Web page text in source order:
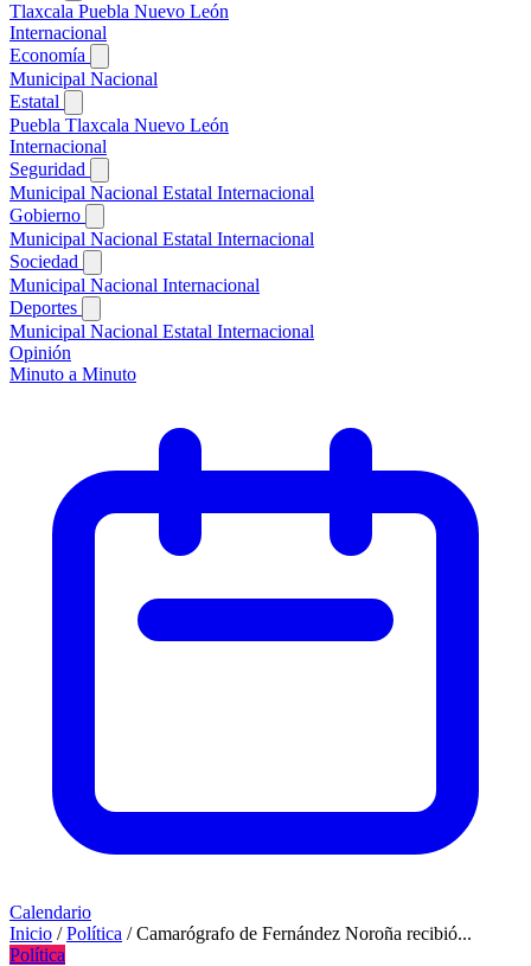
Tlaxcala Puebla Nuevo León
Internacional
Economía
Municipal Nacional
Estatal
Puebla Tlaxcala Nuevo León
Internacional
Seguridad
Municipal Nacional Estatal Internacional
Gobierno
Municipal Nacional Estatal Internacional
Sociedad
Municipal Nacional Internacional
Deportes
Municipal Nacional Estatal Internacional
Opinión
Minuto a Minuto
Calendario
Inicio / Política / Camarógrafo de Fernández Noroña recibió...
Política